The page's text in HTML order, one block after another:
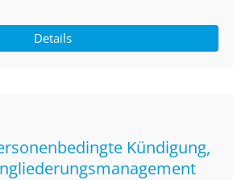
Details
Kündigung,